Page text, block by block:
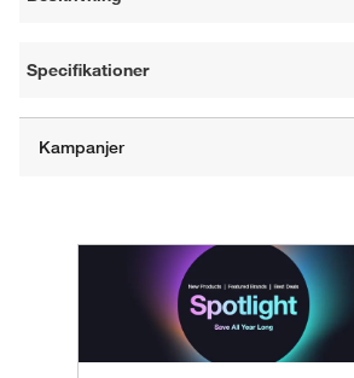
Specifikationer